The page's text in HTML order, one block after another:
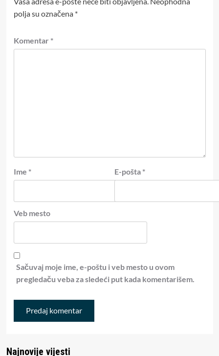
polja su označena *
Komentar *
Ime * E-pošta *
Veb mesto
Sačuvaj moje ime, e-poštu i veb mesto u ovom
pregledaču veba za sledeći put kada komentarišem.
Najnovije vijesti